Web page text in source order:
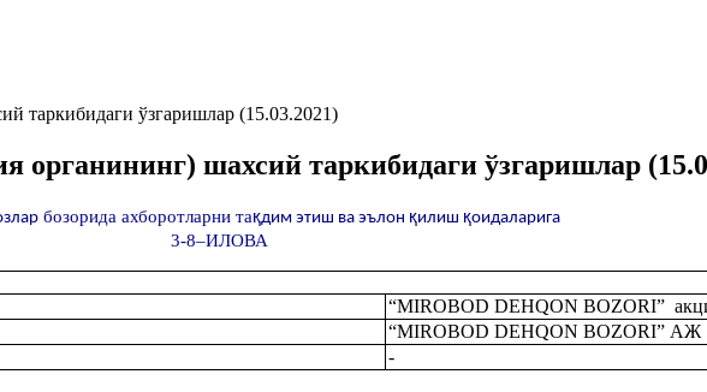
таркибидаги ўзгаришлар (15.03.2021)
шахсий таркибидаги ўзгаришлар
бозорида ахборотларни тақдим этиш ва эълон қилиш қоидаларига
3-8–ИЛОВА
“MIROBOD DEHQON BOZORI”
“MIROBOD DEHQON BOZORI” АЖ
-